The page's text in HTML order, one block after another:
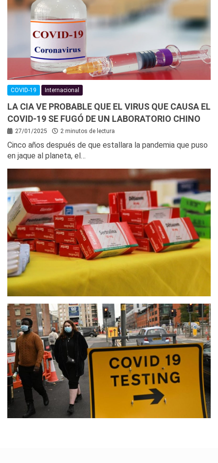
COVID-19 Internacional
LA CIA VE PROBABLE QUE EL VIRUS QUE CAUSA EL
COVID-19 SE FUGÓ DE UN LABORATORIO CHINO
27/01/2025 2 minutos de lectura
Cinco años después de que estallara la pandemia que puso
en jaque al planeta, el…